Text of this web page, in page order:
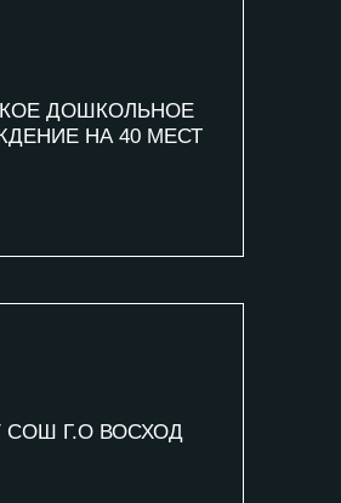
СОШ Г.О ВОСХОД
ДОШКОЛЬНОЕ
НА 40 МЕСТ